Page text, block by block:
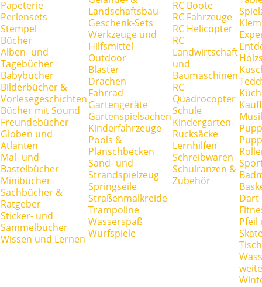
Papeterie
Perlensets
Stempel
Bücher
Alben- und
Tagebücher
Babybücher
Bilderbücher &
Vorlesegeschichten
Bücher mit Sound
Freundebücher
Globen und
Atlanten
Mal- und
Bastelbücher
Minibücher
Sachbücher &
Ratgeber
Sticker- und
Sammelbücher
Wissen und Lernen
Landschaftsbau
Geschenk-Sets
Werkzeuge und
Hilfsmittel
Outdoor
Blaster
Drachen
Fahrrad
Gartengeräte
Gartenspielsachen
Kinderfahrzeuge
Pools &
Planschbecken
Sand- und
Strandspielzeug
Springseile
Straßenmalkreide
Trampoline
Wasserspaß
Wurfspiele
RC Boote
RC Fahrzeuge
RC Helicopter
RC
Landwirtschaft
und
Baumaschinen
RC
Quadrocopter
Schule
Kindergarten-
Rucksäcke
Lernhilfen
Schreibwaren
Schulranzen &
Zubehör
Dart
Pfeil